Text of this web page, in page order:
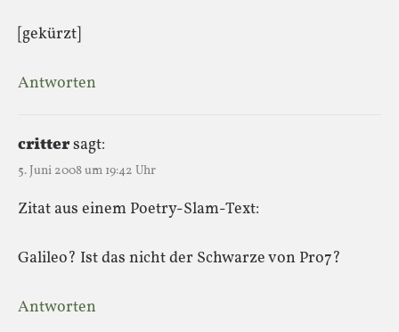
[gekürzt]
Antworten
crittersagt:
5. Juni 2008 um 19:42 Uhr
Zitat aus einem Poetry-Slam-Text:
Galileo? Ist das nicht der Schwarze von Pro7?
Antworten